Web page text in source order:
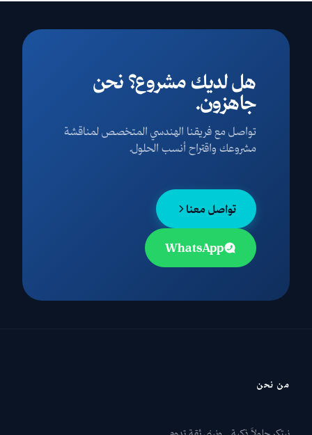
هل لديك مشروع؟ نحن
جاهزون.
تواصل مع فريقنا الهندسي المتخصص لمناقشة
مشروعك واقتراح أنسب الحلول.
تواصل معنا
WhatsApp
من نحن